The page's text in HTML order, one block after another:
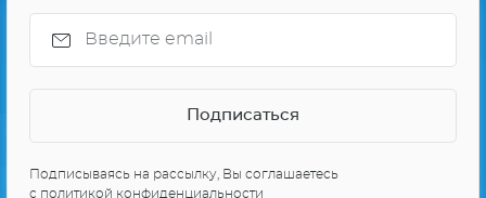
Подписываясь на рассылку, Вы соглашаетесь
с политикой конфиденциальности